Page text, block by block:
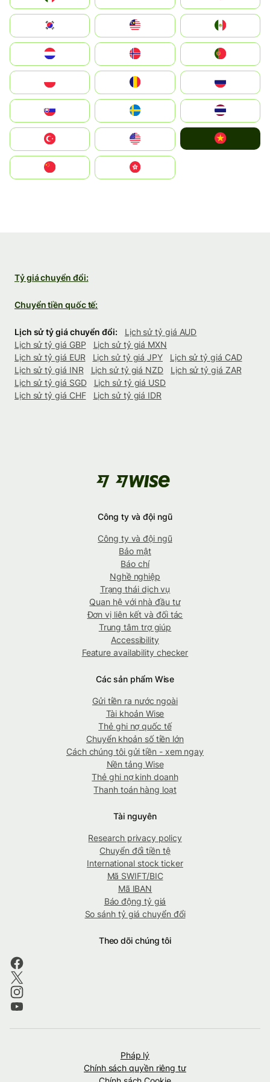
South Korea
United States
中國香港特別行政區
Tỷ giá chuyển đổi:
Chuyển tiền quốc tế:
Lịch sử tỷ giá chuyển đổi:
Lịch sử tỷ giá AUD
Lịch sử tỷ giá GBP
Lịch sử tỷ giá MXN
Lịch sử tỷ giá EUR
Lịch sử tỷ giá JPY
Lịch sử tỷ giá CAD
Lịch sử tỷ giá INR
Lịch sử tỷ giá NZD
Lịch sử tỷ giá ZAR
Lịch sử tỷ giá SGD
Lịch sử tỷ giá USD
Lịch sử tỷ giá CHF
Lịch sử tỷ giá IDR
Công ty và đội ngũ
Công ty và đội ngũ
Bảo mật
Báo chí
Nghề nghiệp
Trạng thái dịch vụ
Quan hệ với nhà đầu tư
Đơn vị liên kết và đối tác
Trung tâm trợ giúp
Accessibility
Feature availability checker
Các sản phẩm Wise
Gửi tiền ra nước ngoài
Tài khoản Wise
Thẻ ghi nợ quốc tế
Chuyển khoản số tiền lớn
Cách chúng tôi gửi tiền - xem ngay
Nền tảng Wise
Thẻ ghi nợ kinh doanh
Thanh toán hàng loạt
Tài nguyên
Research privacy policy
Chuyển đổi tiền tệ
International stock ticker
Mã SWIFT/BIC
Mã IBAN
Báo động tỷ giá
So sánh tỷ giá chuyển đổi
Theo dõi chúng tôi
Pháp lý
Chính sách quyền riêng tư